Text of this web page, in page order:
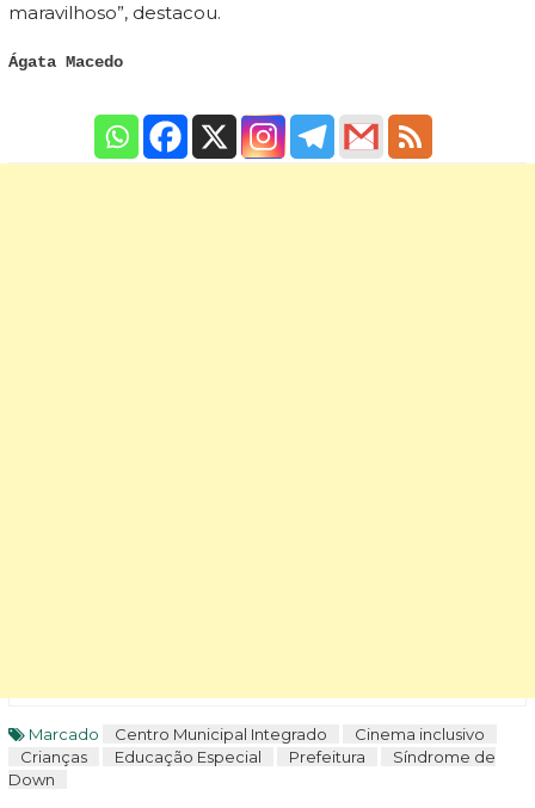
maravilhoso”, destacou.
Ágata Macedo
Marcado Centro Municipal Integrado
Cinema inclusivo
Crianças
Educação Especial Prefeitura
Síndrome de
Down